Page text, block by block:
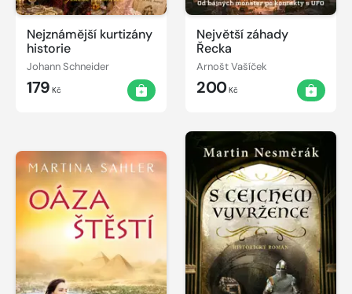
Nejznámější kurtizány
historie
Johann Schneider
179 Kč
Největší záhady
Řecka
Arnošt Vašíček
200Kč